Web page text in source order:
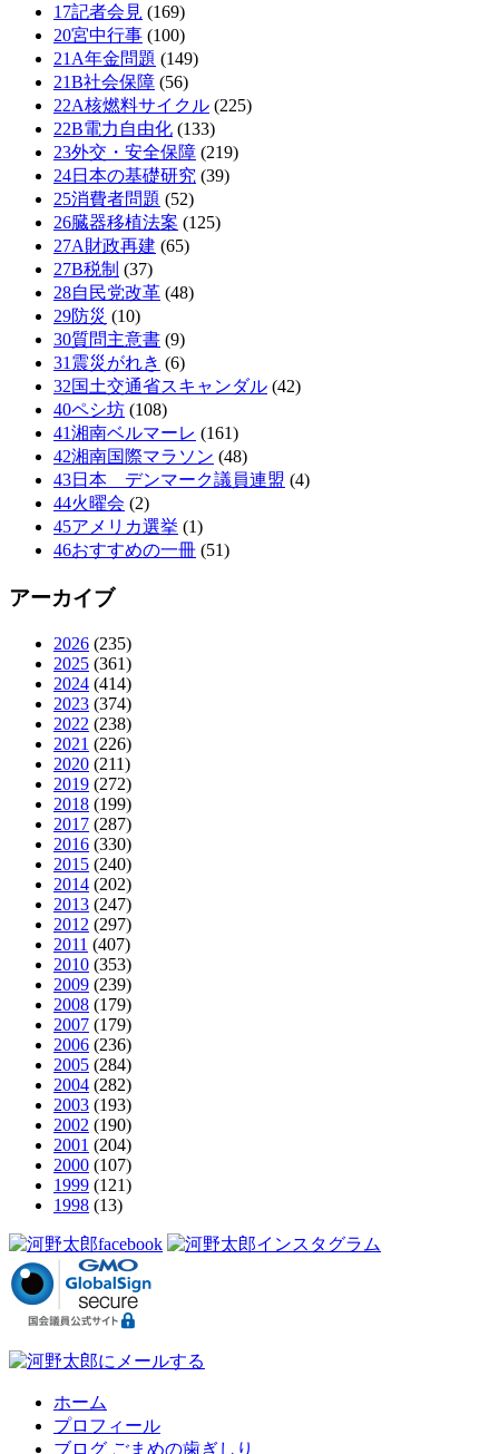
17記者会見 (169)
20宮中行事 (100)
21A年金問題 (149)
21B社会保障 (56)
22A核燃料サイクル (225)
22B電力自由化 (133)
23外交・安全保障 (219)
24日本の基礎研究 (39)
25消費者問題 (52)
26臓器移植法案 (125)
27A財政再建 (65)
27B税制 (37)
28自民党改革 (48)
29防災 (10)
30質問主意書 (9)
31震災がれき (6)
32国土交通省スキャンダル (42)
40ペシ坊 (108)
41湘南ベルマーレ (161)
42湘南国際マラソン (48)
43日本 デンマーク議員連盟 (4)
44火曜会 (2)
45アメリカ選挙 (1)
46おすすめの一冊 (51)
アーカイブ
2026 (235)
2025 (361)
2024 (414)
2023 (374)
2022 (238)
2021 (226)
2020 (211)
2019 (272)
2018 (199)
2017 (287)
2016 (330)
2015 (240)
2014 (202)
2013 (247)
2012 (297)
2011 (407)
2010 (353)
2009 (239)
2008 (179)
2007 (179)
2006 (236)
2005 (284)
2004 (282)
2003 (193)
2002 (190)
2001 (204)
2000 (107)
1999 (121)
1998 (13)
ホーム
プロフィール
ブログ ごまめの歯ぎしり